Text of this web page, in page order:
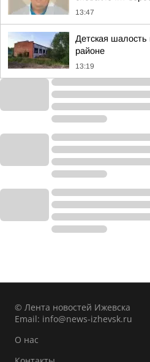
13:47
Детская шалость
районе
13:19
© Лента новостей Ижевска
Email: info@news-izhevsk.ru
О нас